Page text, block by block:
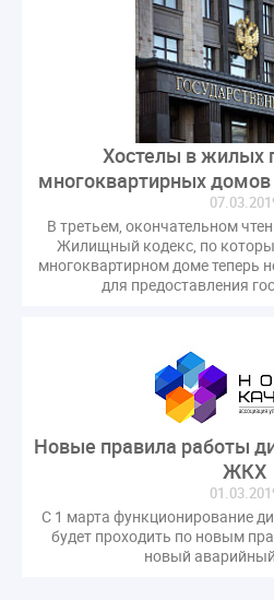
Хостелы в жилых
многоквартирных
В третьем, окончательном
Жилищный кодекс, по
многоквартирном доме теперь
для предоставления
Новые правила работы
ЖКХ
С 1 марта функционирование
будет проходить по новым
новый